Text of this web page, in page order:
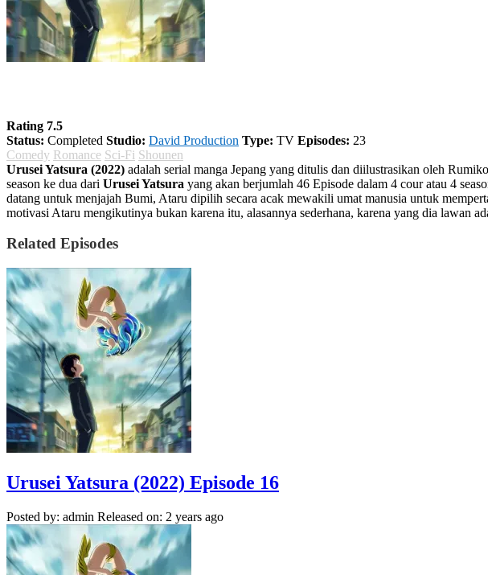
Rating 7.5
Status: Completed Studio: David Production Type: TV Episodes: 23
Comedy Romance Sci-Fi Shounen
Urusei Yatsura (2022) adalah serial manga Jepang yang ditulis dan diilustrasikan oleh
season ke dua dari Urusei Yatsura yang akan berjumlah 46 Episode dalam 4 cour atau 4
datang untuk menjajah Bumi, Ataru dipilih secara acak mewakili umat manusia untuk
motivasi Ataru mengikutinya bukan karena itu, alasannya sederhana, karena yang dia lawan
Related Episodes
Urusei Yatsura (2022) Episode 16
Posted by: admin Released on: 2 years ago